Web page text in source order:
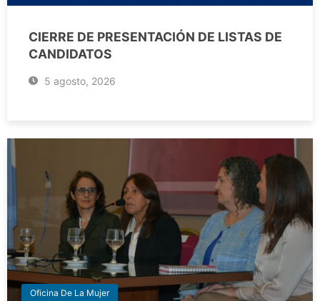
CIERRE DE PRESENTACIÓN DE LISTAS DE
CANDIDATOS
5 agosto, 2026
Oficina De La Mujer